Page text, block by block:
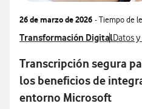
26 de marzo de 2026 - Tiempo de
Ver más articulos relacionados
Transformación DigitalVer
Datos
Transcripción segura
los beneficios de
entorno Microsoft